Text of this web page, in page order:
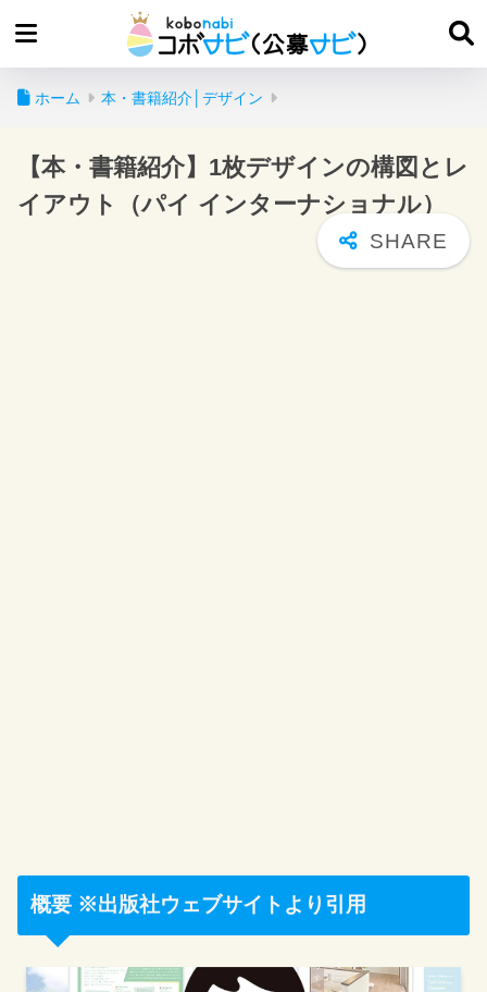
ホーム 本・書籍紹介│デザイン
【本・書籍紹介】1枚デザインの構図とレ
イアウト（パイ インターナショナル）
概要 ※出版社ウェブサイトより引用